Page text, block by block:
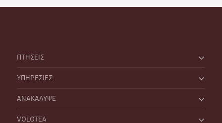
ΠΤΗΣΕΙΣ
ΥΠΗΡΕΣΙΕΣ
ΑΝΑΚΑΛΥΨΕ
VOLOTEA